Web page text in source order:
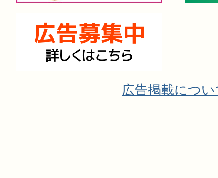
広告掲載につ